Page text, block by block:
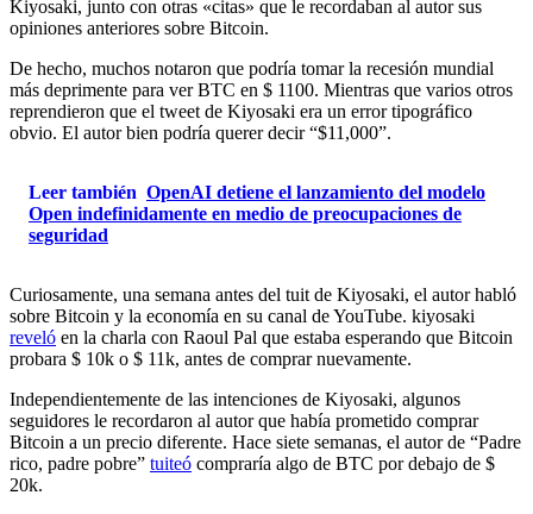
Kiyosaki, junto con otras «citas» que le recordaban al autor sus
opiniones anteriores sobre Bitcoin.
De hecho, muchos notaron que podría tomar la recesión mundial
más deprimente para ver BTC en $ 1100. Mientras que varios otros
reprendieron que el tweet de Kiyosaki era un error tipográfico
obvio. El autor bien podría querer decir “$11,000”.
Leer también OpenAI detiene el lanzamiento del modelo
Open indefinidamente en medio de preocupaciones de
seguridad
Curiosamente, una semana antes del tuit de Kiyosaki, el autor habló
sobre Bitcoin y la economía en su canal de YouTube. kiyosaki
reveló en la charla con Raoul Pal que estaba esperando que Bitcoin
probara $ 10k o $ 11k, antes de comprar nuevamente.
Independientemente de las intenciones de Kiyosaki, algunos
seguidores le recordaron al autor que había prometido comprar
Bitcoin a un precio diferente. Hace siete semanas, el autor de “Padre
rico, padre pobre” tuiteó compraría algo de BTC por debajo de $
20k.